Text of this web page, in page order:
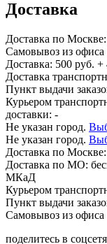
Доставка
Доставка по Москве:
Самовывоз из офиса
Доставка: 500 руб.
Доставка
Пункт выдачи
Курьером
доставки: -
Не указан город.
Не указан город.
Доставка по Москве:
Доставка по МО:
МКаД
Курьером
Пункт выдачи
Самовывоз из офиса
поделитесь в